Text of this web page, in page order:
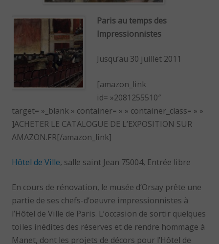
Paris au temps des
Impressionnistes
Jusqu’au 30 juillet 2011
[amazon_link
id= »2081255510″
target= »_blank » container= » » container_class= » »
]ACHETER LE CATALOGUE DE L’EXPOSITION SUR
AMAZON.FR[/amazon_link]
Hôtel de Ville, salle saint Jean 75004, Entrée libre
En cours de rénovation, le musée d’Orsay prête une
partie de ses chefs-d’oeuvre impressionnistes à
l’Hôtel de Ville de Paris. L’occasion de sortir quelques
toiles inédites des réserves et de rendre hommage à
Manet, dont les projets de décors pour l’Hôtel de